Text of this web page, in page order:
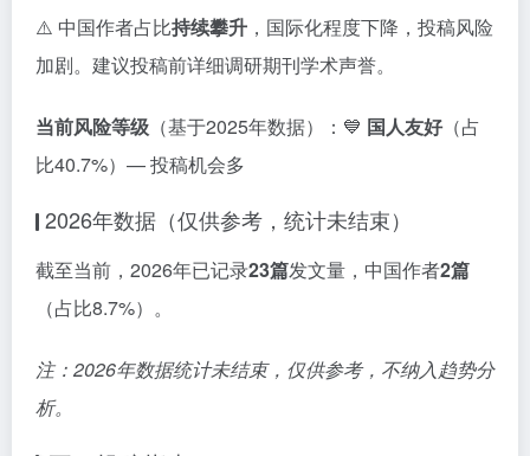
⚠️ 中国作者占比持续攀升 ，国际化程度下降，投稿风险
加剧。建议投稿前详细调研期刊学术声誉。
当前风险等级 （基于2025年数据）：💙 国人友好（占
比40.7%）— 投稿机会多
2026年数据（仅供参考，统计未结束）
截至当前，2026年已记录23篇发文量，中国作者2篇
（占比8.7%）。
注：2026年数据统计未结束，仅供参考，不纳入趋势分
析。